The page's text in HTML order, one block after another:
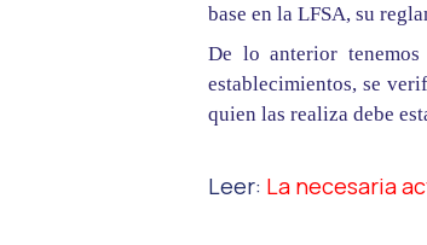
base en la LFSA, su
De lo anterior
establecimientos, se
quien las realiza debe
Leer: La necesaria